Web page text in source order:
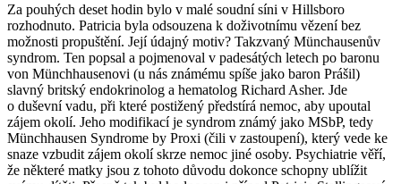
Za pouhých deset hodin bylo v malé soudní síni v Hillsboro
rozhodnuto. Patricia byla odsouzena k doživotnímu vězení bez
možnosti propuštění. Její údajný motiv? Takzvaný Münchausenův
syndrom. Ten popsal a pojmenoval v padesátých letech po baronu
von Münchhausenovi (u nás známému spíše jako baron Prášil)
slavný britský endokrinolog a hematolog Richard Asher. Jde
o duševní vadu, při které postižený předstírá nemoc, aby upoutal
zájem okolí. Jeho modifikací je syndrom známý jako MSbP, tedy
Münchhausen Syndrome by Proxi (čili v zastoupení), který vede ke
snaze vzbudit zájem okolí skrze nemoc jiné osoby. Psychiatrie věří,
že některé matky jsou z tohoto důvodu dokonce schopny ublížit